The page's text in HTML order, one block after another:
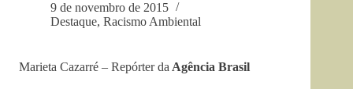
9 de novembro de 2015
Destaque, Racismo Ambiental
Marieta Cazarré – Repórter da Agência Brasil